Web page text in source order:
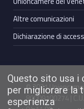
Altre comunicazioni
Dichiarazione di
© 2021
80009100274 |
Questo sito usa i
per migliorare la
esperienza